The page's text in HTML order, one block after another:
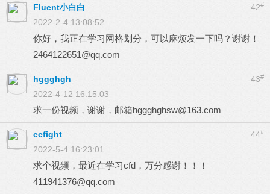
42#
Fluent小白白
2022-2-4 13:08:52
你好，我正在学习网格划分，可以麻烦发一下吗？谢谢！
2464122651@qq.com
43#
hggghgh
2022-4-12 16:15:03
求一份视频，谢谢，邮箱hggghghsw@163.com
44#
ccfight
2022-5-4 16:23:01
求个视频，最近在学习cfd，万分感谢！！！
411941376@qq.com